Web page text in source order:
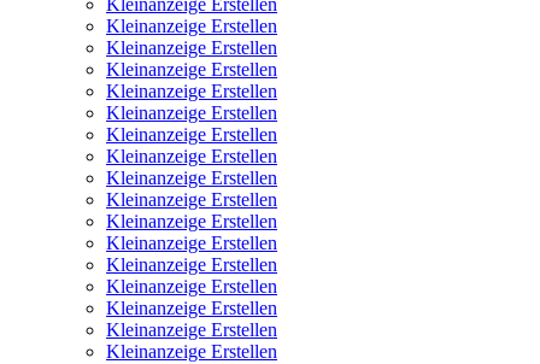
Kleinanzeige Erstellen
Kleinanzeige Erstellen
Kleinanzeige Erstellen
Kleinanzeige Erstellen
Kleinanzeige Erstellen
Kleinanzeige Erstellen
Kleinanzeige Erstellen
Kleinanzeige Erstellen
Kleinanzeige Erstellen
Kleinanzeige Erstellen
Kleinanzeige Erstellen
Kleinanzeige Erstellen
Kleinanzeige Erstellen
Kleinanzeige Erstellen
Kleinanzeige Erstellen
Kleinanzeige Erstellen